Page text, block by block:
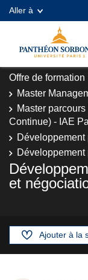
Aller à
Offre de formation
Master
Master
Continue) - IAE
et
Ajouter à la